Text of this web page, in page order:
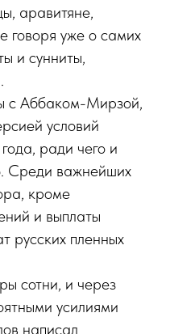
аравитяне,
говоря уже о самих
и сунниты,
с Аббаком-Мирзой,
условий
ради чего и
Среди важнейших
кроме
и выплаты
русских пленных
сотни, и через
усилиями
написал